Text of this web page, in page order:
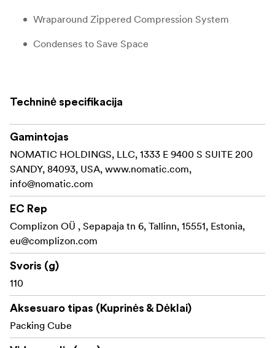
Wraparound Zippered Compression System
Condenses to Save Space
In the Box
Gomatic Packing Cube (Black, Small)
Limited Lifetime Warranty
Techninė specifikacija
Gamintojas
NOMATIC HOLDINGS, LLC, 1333 E 9400 S SUITE 200
SANDY, 84093, USA, www.nomatic.com,
info@nomatic.com
EC Rep
Complizon OÜ , Sepapaja tn 6, Tallinn, 15551, Estonia,
eu@complizon.com
Svoris (g)
110
Aksesuaro tipas (Kuprinės & Dėklai)
Packing Cube